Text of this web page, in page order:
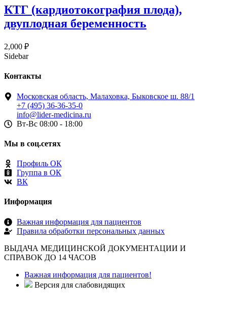
КТГ (кардиотокография плода),
двуплодная беременность
2,000 ₽
Sidebar
Контакты
Московская область, Малаховка, Быковское ш. 88/1
+7 (495) 36-36-35-0
info@lider-medicina.ru
Вт-Вс 08:00 - 18:00
Мы в соц.сетях
Профиль ОК
Группа в ОК
ВК
Информация
Важная информация для пациентов
Правила обработки персональных данных
ВЫДАЧА МЕДИЦИНСКОЙ ДОКУМЕНТАЦИИ И
СПРАВОК ДО 14 ЧАСОВ
Важная информация для пациентов!
Версия для слабовидящих